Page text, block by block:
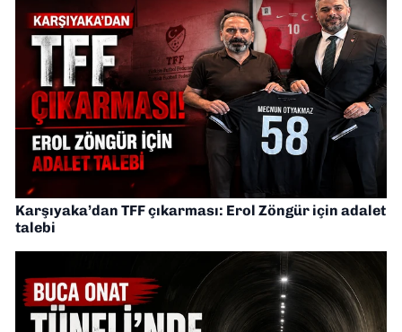
Karşıyaka’dan TFF çıkarması: Erol Zöngür için adalet
talebi